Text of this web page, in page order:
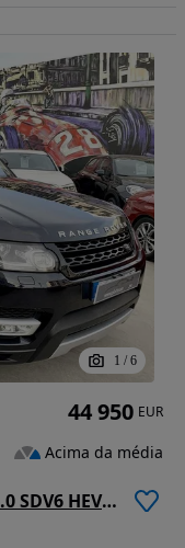
1 / 6
Land Rover Range Rover Sport 3.0 SDV6 HEV HSE
44 950 EUR
Acima da média